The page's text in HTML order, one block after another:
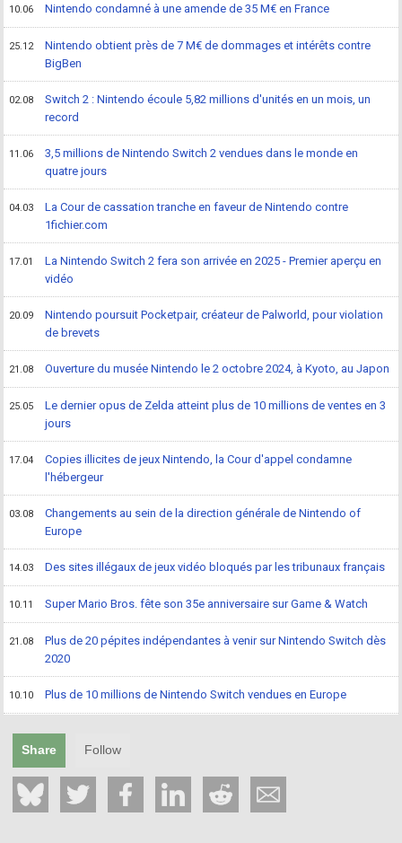
10.06 Nintendo condamné à une amende de 35 M€ en France
25.12
Nintendo obtient près de 7 M€ de dommages et intérêts contre
BigBen
02.08
Switch 2 : Nintendo écoule 5,82 millions d'unités en un mois, un
record
11.06
3,5 millions de Nintendo Switch 2 vendues dans le monde en
quatre jours
04.03
La Cour de cassation tranche en faveur de Nintendo contre
1fichier.com
17.01
La Nintendo Switch 2 fera son arrivée en 2025 - Premier aperçu en
vidéo
20.09
Nintendo poursuit Pocketpair, créateur de Palworld, pour violation
de brevets
21.08 Ouverture du musée Nintendo le 2 octobre 2024, à Kyoto, au Japon
25.05
Le dernier opus de Zelda atteint plus de 10 millions de ventes en 3
jours
17.04
Copies illicites de jeux Nintendo, la Cour d'appel condamne
l'hébergeur
03.08
Changements au sein de la direction générale de Nintendo of
Europe
14.03 Des sites illégaux de jeux vidéo bloqués par les tribunaux français
10.11 Super Mario Bros. fête son 35e anniversaire sur Game & Watch
21.08
Plus de 20 pépites indépendantes à venir sur Nintendo Switch dès
2020
10.10 Plus de 10 millions de Nintendo Switch vendues en Europe
Share Follow